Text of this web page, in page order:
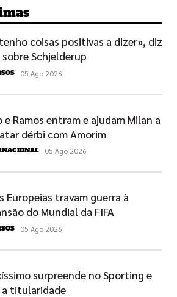
coisas positivas a dizer», diz
sobre Schjelderup
05 Ago 2026
e Ramos entram e ajudam Milan a
dérbi com Amorim
05 Ago 2026
Europeias travam guerra à
do Mundial da FIFA
05 Ago 2026
surpreende no Sporting e
a titularidade